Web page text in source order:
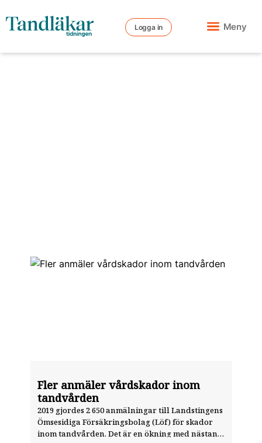
Logga in Meny
Fler anmäler vårdskador inom
tandvården
2019 gjordes 2 650 anmälningar till Landstingens
Ömsesidiga Försäkringsbolag (Löf) för skador
inom tandvården. Det är en ökning med nästan